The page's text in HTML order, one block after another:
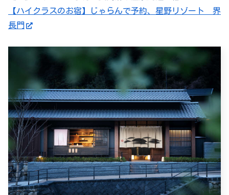
【ハイクラスのお宿】じゃらんで予約、星野リゾート 界
長門